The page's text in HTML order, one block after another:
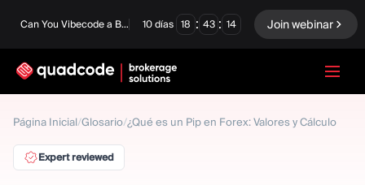
Can You Vibecode a Brokerage Platform? 10 días 18 : 43 : 12 Join webinar
Página Inicial/Glosario/¿Qué es un Pip en Forex: Valores y Cálculo
Expert reviewed
Español